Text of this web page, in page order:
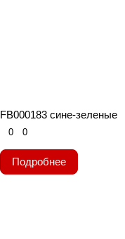
FB000183 сине-зеленые
0 0
Подробнее